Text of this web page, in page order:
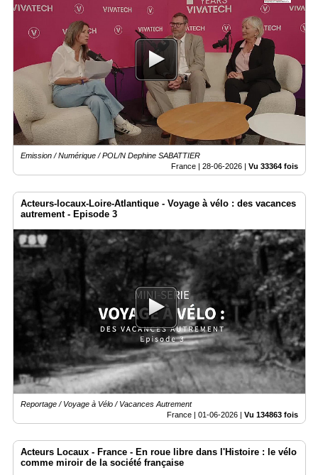
Emission / Numérique / POL/N Dephine SABATTIER
France | 28-06-2026 Vu 33364 fois
Acteurs-locaux-Loire-Atlantique - Voyage à vélo : des vacances
autrement - Episode 3
Reportage / Voyage à Vélo / Vacances Autrement
France | 01-06-2026 | Vu 134863 fois
Acteurs Locaux - France - En roue libre dans l'Histoire : le vélo
comme miroir de la société française